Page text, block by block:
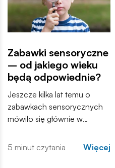
Zabawki sensoryczne
– od jakiego wieku
będą odpowiednie?
Jeszcze kilka lat temu o
zabawkach sensorycznych
mówiło się głównie w
poradniach wspierających
rozwój dzieci. Dziś coraz
5 minut czytania Więcej